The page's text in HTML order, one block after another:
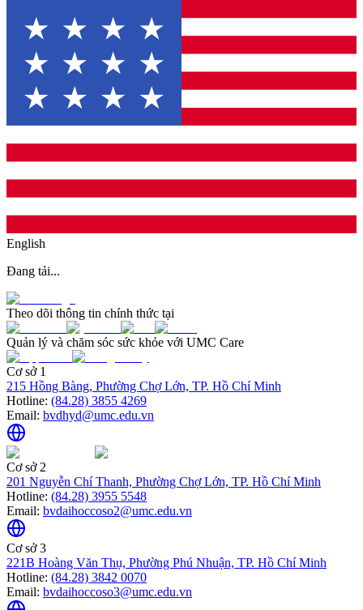
English
Đang tải...
Theo dõi thông tin chính thức tại
Quản lý và chăm sóc sức khỏe với UMC Care
Cơ sở 1
215 Hồng Bàng, Phường Chợ Lớn, TP. Hồ Chí Minh
Hotline: (84.28) 3855 4269
Email: bvdhyd@umc.edu.vn
Cơ sở 2
201 Nguyễn Chí Thanh, Phường Chợ Lớn, TP. Hồ Chí Minh
Hotline: (84.28) 3955 5548
Email: bvdaihoccoso2@umc.edu.vn
Cơ sở 3
221B Hoàng Văn Thụ, Phường Phú Nhuận, TP. Hồ Chí Minh
Hotline: (84.28) 3842 0070
Email: bvdaihoccoso3@umc.edu.vn